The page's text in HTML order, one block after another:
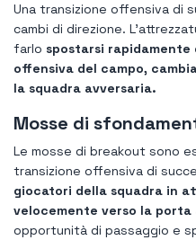
Una transizione offensiva di
cambi di direzione.
farlo spostarsi
offensiva del campo,
la squadra avversaria.
Mosse di
Le mosse di breakout sono
transizione offensiva di
giocatori della squadra in
velocemente verso la porta
opportunità di passaggio e